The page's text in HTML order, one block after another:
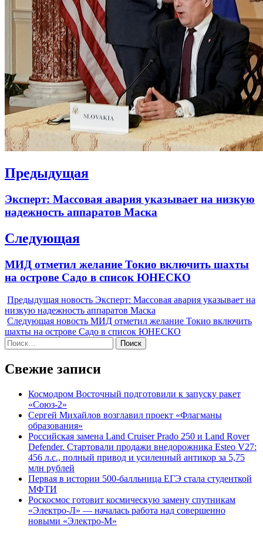
Навигация
записям
Предыдущая
Previous
Эксперт: Массовая авария указывает на низкую
надежность аппаратов Маска
Следующая
Next
МИД отметил желание Токио включить шахты
на острове Садо в список ЮНЕСКО
Предыдущая новость Эксперт: Массовая авария указывает на
низкую надежность аппаратов Маска
Следующая новость МИД отметил желание Токио включить
шахты на острове Садо в список ЮНЕСКО
Найти:
Свежие записи
Космодром Восточный подготовили к запуску ракет
«Союз-2»
Сергей Михайлов возглавил проект «Флагманы
образования»
Российская замена Land Cruiser Prado 250 и Land Rover
Defender. Стартовали продажи внедорожника Esteo V27:
456 л.с., полный привод и усиленный антикор за 5,75
млн рублей
Первая в истории 500-балльница ЕГЭ стала студенткой
МФТИ
Роскосмос готовит космическую замену спутникам
«Электро-Л» — началась работа над совершенно
новыми «Электро-М»